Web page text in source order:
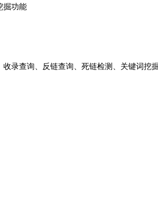
掘功能
录查询、反链查询、死链检测、关键词挖